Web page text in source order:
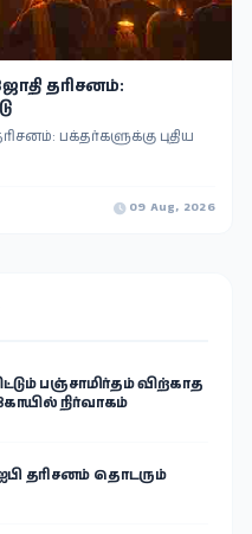
தரிசனம்:
பக்தர்களுக்கு புதிய
09 Aug, 2026
பஞ்சாமிர்தம் விற்காத
நிர்வாகம்
தரிசனம் தொடரும்